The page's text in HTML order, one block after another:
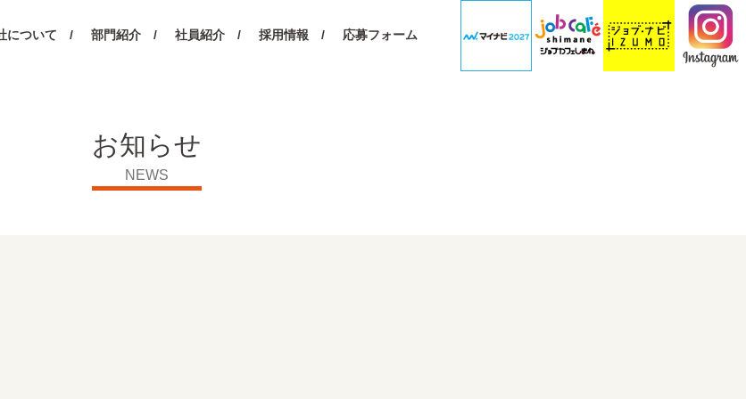
について / 部門紹介 / 社員紹介 / 採用情報 / 応募フォーム
お知らせ
NEWS